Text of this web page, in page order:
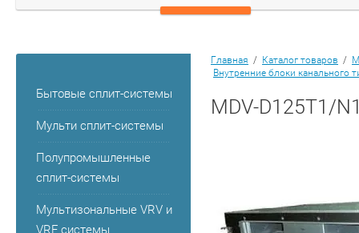
Бытовые сплит-системы
Мульти сплит-системы
Полупромышленные
сплит-системы
Мультизональные VRV и
VRF системы
Главная / Каталог товаров /
Внутренние блоки канального
MDV-D125T1/